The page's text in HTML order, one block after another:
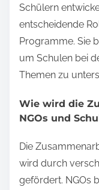
Schülern
entscheidende
Programme. Sie
um Schulen bei
Themen zu
Wie wird die
NGOs und
Die
wird durch
gefördert. NGOs